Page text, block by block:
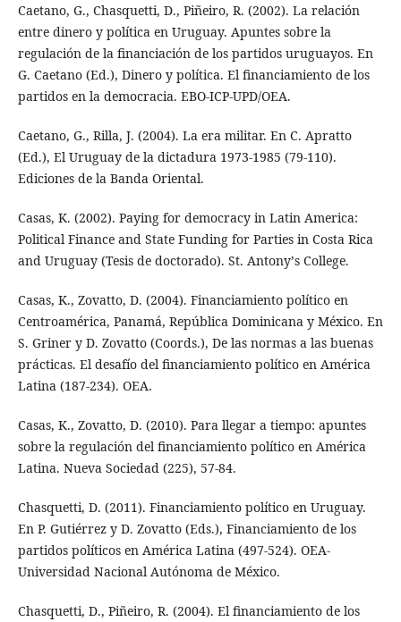
Caetano, G., Chasquetti, D., Piñeiro, R. (2002). La relación
entre dinero y política en Uruguay. Apuntes sobre la
regulación de la financiación de los partidos uruguayos. En
G. Caetano (Ed.), Dinero y política. El financiamiento de los
partidos en la democracia. EBO-ICP-UPD/OEA.
Caetano, G., Rilla, J. (2004). La era militar. En C. Apratto
(Ed.), El Uruguay de la dictadura 1973-1985 (79-110).
Ediciones de la Banda Oriental.
Casas, K. (2002). Paying for democracy in Latin America:
Political Finance and State Funding for Parties in Costa Rica
and Uruguay (Tesis de doctorado). St. Antonyʼs College.
Casas, K., Zovatto, D. (2004). Financiamiento político en
Centroamérica, Panamá, República Dominicana y México. En
S. Griner y D. Zovatto (Coords.), De las normas a las buenas
prácticas. El desafío del financiamiento político en América
Latina (187-234). OEA.
Casas, K., Zovatto, D. (2010). Para llegar a tiempo: apuntes
sobre la regulación del financiamiento político en América
Latina. Nueva Sociedad (225), 57-84.
Chasquetti, D. (2011). Financiamiento político en Uruguay.
En P. Gutiérrez y D. Zovatto (Eds.), Financiamiento de los
partidos políticos en América Latina (497-524). OEA-
Universidad Nacional Autónoma de México.
Chasquetti, D., Piñeiro, R. (2004). El financiamiento de los